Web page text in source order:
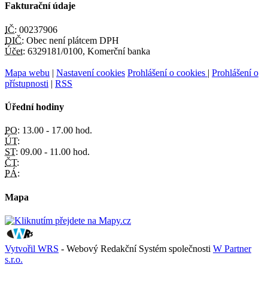
Fakturační údaje
IČ: 00237906
DIČ: Obec není plátcem DPH
Účet: 6329181/0100, Komerční banka
Mapa webu | Nastavení cookies Prohlášení o cookies | Prohlášení o
přístupnosti | RSS
Úřední hodiny
PO: 13.00 - 17.00 hod.
ÚT:
ST: 09.00 - 11.00 hod.
ČT:
PÁ:
Mapa
Vytvořil WRS - Webový Redakční Systém společnosti W Partner
s.r.o.